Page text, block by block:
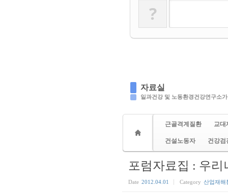
?
자료실
일과건강 및 노동환경건강연구소
근골격계질환 교대
건설노동자 건강검
포럼자료집 : 우
Date 2012.04.01 Category 산업재해